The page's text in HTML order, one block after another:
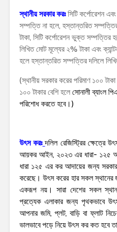
স্থানীয় সরকার করঃসিটি কর্পোরেশন
সম্পত্তি না হলে, হস্তান্তরিত
টাকা, সিটি কর্পোরেশন ভুক্ত সম্পত্তির
লিখিত মোট মূল্যের ২% টাকা এবং
হলে হস্তান্তরিত সম্পত্তির দলিলে
(স্থানীয় সরকার করের পরিমাণ ১০০
১০০ টাকার বেশি হলে সোনালী ব্যাংল
পরিশোধ করতে হবে।)
উৎস করঃ দলিল রেজিস্ট্রির ক্ষেত্রে
আয়কর আইন, ২০২৩ এর ধারা- ১২৫
ধারা ১২৫ এর কর আদায়ের জন্য
করেছে। উৎস করের হার সকল স্থানের
একরূপ নয়। সারা দেশের সকল
প্রত্যেক এলাকার জন্য পৃথকভাবে
আপনার জমি, প্লট, বাড়ি বা ফ্লাট
ভালভাবে পড়ে নিয়ে উৎস কর কত হবে তা